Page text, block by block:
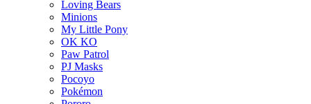
Loving Bears
Minions
My Little Pony
OK KO
Paw Patrol
PJ Masks
Pocoyo
Pokémon